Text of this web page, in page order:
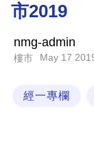
市2019
nmg-admin
樓市 May 17
經一專欄